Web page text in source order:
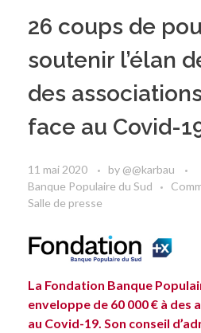
26 coups de
soutenir l’élan
des
face au Covid-
11 mai 2020 by @@karbau
Banque Populaire du Sud
Salle de presse
La Fondation Banque
enveloppe de 60 000 € à des
au Covid-19. Son conseil